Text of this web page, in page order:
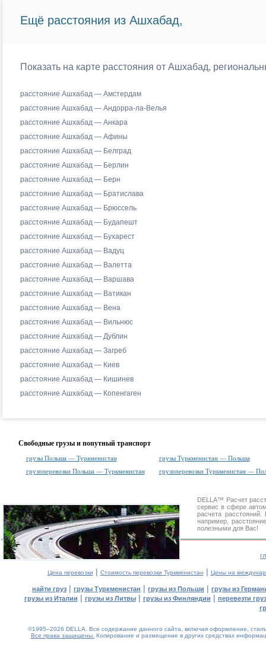
Ещё расстояния из Ашхабад,
Показать на карте расстояния от Ашхабад,
расстояние Ашхабад — Амстердам
расстояние Ашхабад — Андорра-ла-Велья
расстояние Ашхабад — Анкара
расстояние Ашхабад — Афины
расстояние Ашхабад — Белград
расстояние Ашхабад — Берлин
расстояние Ашхабад — Берн
расстояние Ашхабад — Братислава
расстояние Ашхабад — Брюссель
расстояние Ашхабад — Будапешт
расстояние Ашхабад — Бухарест
расстояние Ашхабад — Вадуц
расстояние Ашхабад — Валетта
расстояние Ашхабад — Варшава
расстояние Ашхабад — Ватикан
расстояние Ашхабад — Вена
расстояние Ашхабад — Вильнюс
расстояние Ашхабад — Дублин
расстояние Ашхабад — Загреб
расстояние Ашхабад — Киев
расстояние Ашхабад — Кишинев
расстояние Ашхабад — Копенгаген
Свободные грузы и попутный транспорт
грузы Польша — Туркменистан
грузы Туркменистан — Польша
грузоперевозки Польша — Туркменистан
грузоперевозки Туркменистан —
DELLA™ Расчет
сервис в сфере
расчета
например,
полезными для Вас!
Цена перевозки | Стоимость перевозки Туркменистан | Цены на
найти груз | грузы Туркменистан | грузы из Польши | грузы из
грузы из Италии | грузы из Литвы| грузы из Финляндии | перевезти груз
©1995–2026 DELLA. Все содержание данного сайта, включая оформление,
Все права защищены. Копирование и размещение в других средствах